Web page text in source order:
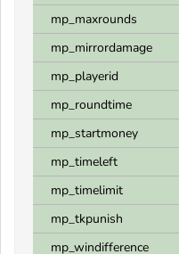
mp_maxrounds
mp_mirrordamage
mp_playerid
mp_roundtime
mp_startmoney
mp_timeleft
mp_timelimit
mp_tkpunish
mp_windifference